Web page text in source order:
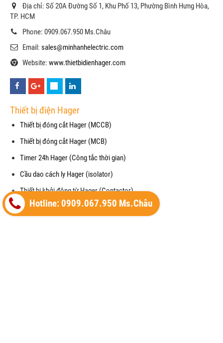
Địa chỉ: Số 20A Đường Số 1, Khu Phố 13, Phường Bình Hưng Hòa,
TP. HCM
Phone: 0909.067.950 Ms.Châu
Email: sales@minhanhelectric.com
Website: www.thietbidienhager.com
Thiết bị điện Hager
Thiết bị đóng cắt Hager (MCCB)
Thiết bị đóng cắt Hager (MCB)
Timer 24h Hager (Công tắc thời gian)
Cầu dao cách ly Hager (isolator)
Thiết bị khởi động từ Hager (Contactor)
Công tắc - Ổ cắm Hager
Hotline: 0909.067.950 Ms.Châu